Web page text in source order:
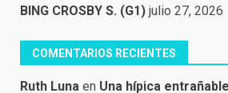
BING CROSBY S. (G1) julio 27, 2026
COMENTARIOS RECIENTES
Ruth Luna en Una hípica